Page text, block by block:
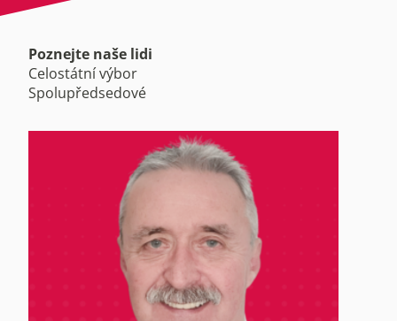
Poznejte naše lidi
Celostátní výbor
Spolupředsedové